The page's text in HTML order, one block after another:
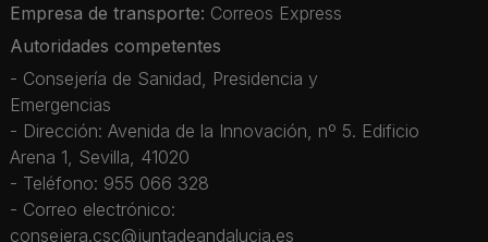
Empresa de transporte: Correos Express
Autoridades competentes
- Consejería de Sanidad, Presidencia y
Emergencias
- Dirección: Avenida de la Innovación, nº 5. Edificio
Arena 1, Sevilla, 41020
- Teléfono: 955 066 328
- Correo electrónico:
consejera.csc@juntadeandalucia.es